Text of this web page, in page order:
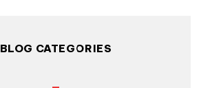
BLOG CATEGORIES